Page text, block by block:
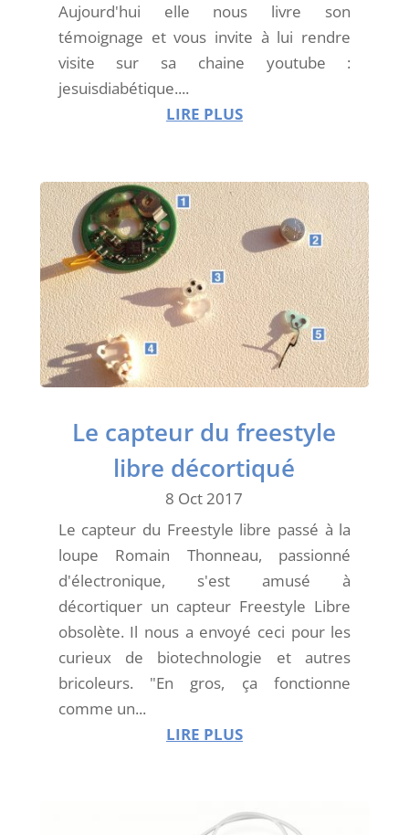
Aujourd'hui elle nous livre son
témoignage et vous invite à lui rendre
visite sur sa chaine youtube :
jesuisdiabétique....
LIRE PLUS
Le capteur du freestyle
libre décortiqué
8 Oct 2017
Le capteur du Freestyle libre passé à la
loupe Romain Thonneau, passionné
d'électronique, s'est amusé à
décortiquer un capteur Freestyle Libre
obsolète. Il nous a envoyé ceci pour les
curieux de biotechnologie et autres
bricoleurs. "En gros, ça fonctionne
comme un...
LIRE PLUS